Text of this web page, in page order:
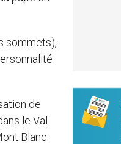
sommets),
de
le Val
Blanc.